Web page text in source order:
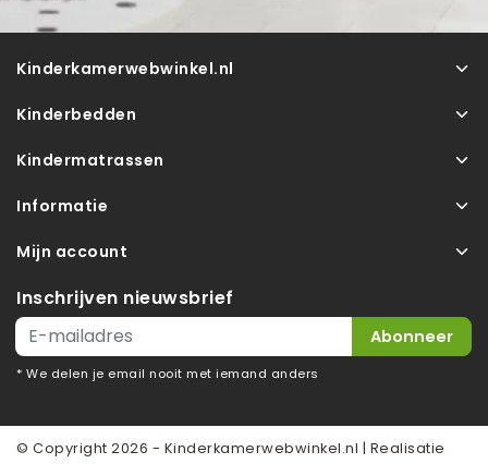
Kinderkamerwebwinkel.nl
Kinderbedden
Kindermatrassen
Informatie
Mijn account
Inschrijven nieuwsbrief
Abonneer
* We delen je email nooit met iemand anders
© Copyright 2026 - Kinderkamerwebwinkel.nl | Realisatie